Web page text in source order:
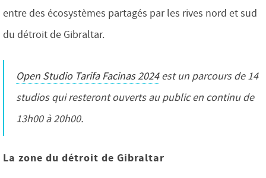
entre des écosystèmes partagés par les rives nord et sud
du détroit de Gibraltar.
Open Studio Tarifa Facinas 2024est un parcours de 14
studios qui resteront ouverts au public en continu de
13h00 à 20h00.
La zone du détroit de Gibraltar